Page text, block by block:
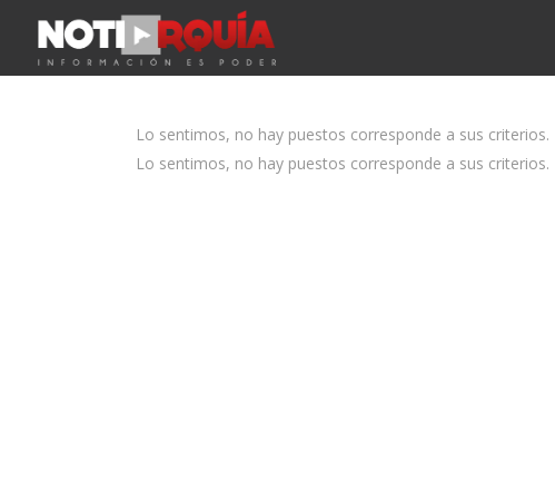
Lo sentimos, no hay puestos corresponde a sus criterios.
Lo sentimos, no hay puestos corresponde a sus criterios.